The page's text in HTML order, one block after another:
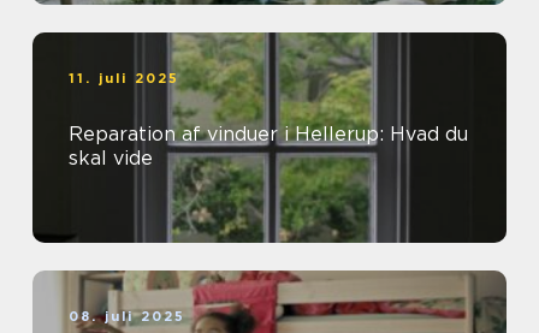
11. juli 2025
Reparation af vinduer i Hellerup: Hvad du
skal vide
08. juli 2025